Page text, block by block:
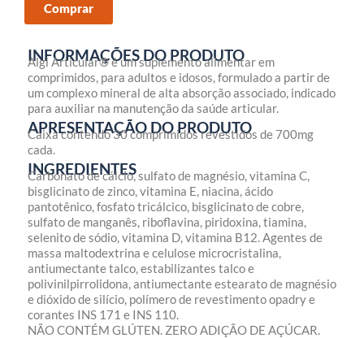
Comprar
INFORMAÇÕES DO PRODUTO
Algi Articular® é um suplemento alimentar em
comprimidos, para adultos e idosos, formulado a partir de
um complexo mineral de alta absorção associado, indicado
para auxiliar na manutenção da saúde articular.
APRESENTAÇÃO DO PRODUTO
Caixa contendo 30 comprimidos revestidos de 700mg
cada.
INGREDIENTES
Carbonato de cálcio, sulfato de magnésio, vitamina C,
bisglicinato de zinco, vitamina E, niacina, ácido
pantotênico, fosfato tricálcico, bisglicinato de cobre,
sulfato de manganês, riboflavina, piridoxina, tiamina,
selenito de sódio, vitamina D, vitamina B12. Agentes de
massa maltodextrina e celulose microcristalina,
antiumectante talco, estabilizantes talco e
polivinilpirrolidona, antiumectante estearato de magnésio
e dióxido de silício, polímero de revestimento opadry e
corantes INS 171 e INS 110.
NÃO CONTÉM GLÚTEN. ZERO ADIÇÃO DE AÇÚCAR.